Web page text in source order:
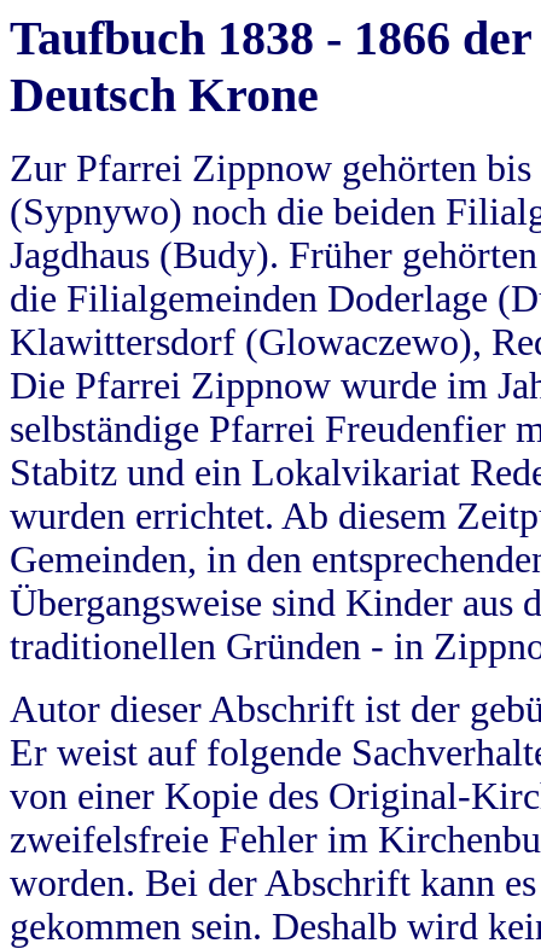
Taufbuch 1838 - 1866
Deutsch Krone
Zur Pfarrei Zippnow gehörten
(Sypnywo) noch die beiden
Jagdhaus (Budy). Früher
die Filialgemeinden Doderlage
Klawittersdorf (Glowaczewo),
Die Pfarrei Zippnow wurde im
selbständige Pfarrei Freudenfier
Stabitz und ein Lokalvikariat
wurden errichtet. Ab diesem
Gemeinden, in den
Übergangsweise sind Kinder aus
traditionellen Gründen - in
Autor dieser Abschrift ist der
Er weist auf folgende
von einer Kopie des Original-
zweifelsfreie Fehler im
worden. Bei der Abschrift kann
gekommen sein. Deshalb wird